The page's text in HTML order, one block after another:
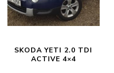
SKODA YETI 2.0 TDI
ACTIVE 4×4